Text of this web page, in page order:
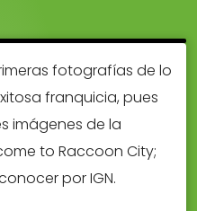
fotografías de lo
franquicia, pues
imágenes de la
to Raccoon City;
por IGN.